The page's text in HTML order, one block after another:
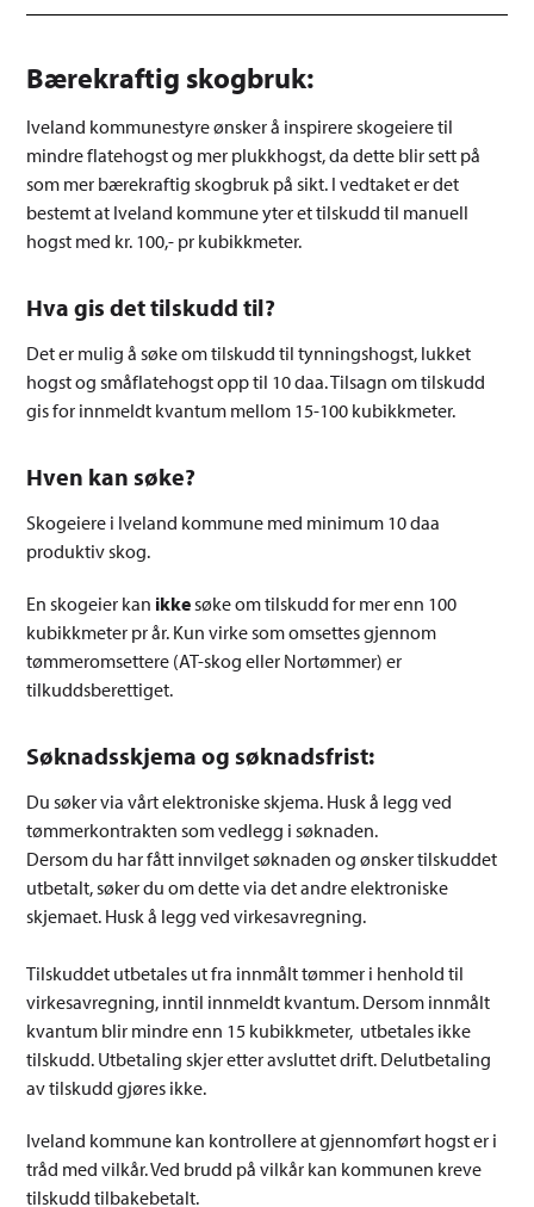
Bærekraftig skogbruk:
Iveland kommunestyre ønsker å inspirere skogeiere til
mindre flatehogst og mer plukkhogst, da dette blir sett på
som mer bærekraftig skogbruk på sikt. I vedtaket er det
bestemt at Iveland kommune yter et tilskudd til manuell
hogst med kr. 100,- pr kubikkmeter.
Hva gis det tilskudd til?
Det er mulig å søke om tilskudd til tynningshogst, lukket
hogst og småflatehogst opp til 10 daa. Tilsagn om tilskudd
gis for innmeldt kvantum mellom 15-100 kubikkmeter.
Hven kan søke?
Skogeiere i Iveland kommune med minimum 10 daa
produktiv skog.
En skogeier kan ikkesøke om tilskudd for mer enn 100
kubikkmeter pr år. Kun virke som omsettes gjennom
tømmeromsettere (AT-skog eller Nortømmer) er
tilkuddsberettiget.
Søknadsskjema og søknadsfrist:
Du søker via vårt elektroniske skjema. Husk å legg ved
tømmerkontrakten som vedlegg i søknaden.
Dersom du har fått innvilget søknaden og ønsker tilskuddet
utbetalt, søker du om dette via det andre elektroniske
skjemaet. Husk å legg ved virkesavregning.
Tilskuddet utbetales ut fra innmålt tømmer i henhold til
virkesavregning, inntil innmeldt kvantum. Dersom innmålt
kvantum blir mindre enn 15 kubikkmeter, utbetales ikke
tilskudd. Utbetaling skjer etter avsluttet drift. Delutbetaling
av tilskudd gjøres ikke.
Iveland kommune kan kontrollere at gjennomført hogst er i
tråd med vilkår. Ved brudd på vilkår kan kommunen kreve
tilskudd tilbakebetalt.